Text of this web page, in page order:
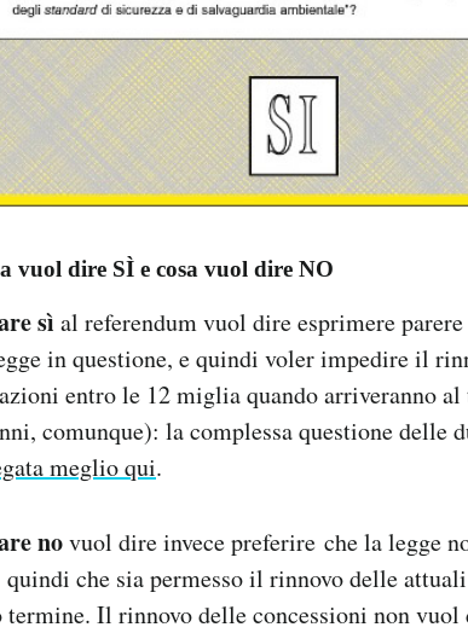
vuol dire SÌ e cosa vuol dire NO
sì al referendum vuol dire esprimere
in questione, e quindi voler impedire il
entro le 12 miglia quando arriveranno
comunque): la complessa questione delle
meglio qui.
novuol dire invece preferire che la legge
quindi che sia permesso il rinnovo delle
Il rinnovo delle concessioni non vuol